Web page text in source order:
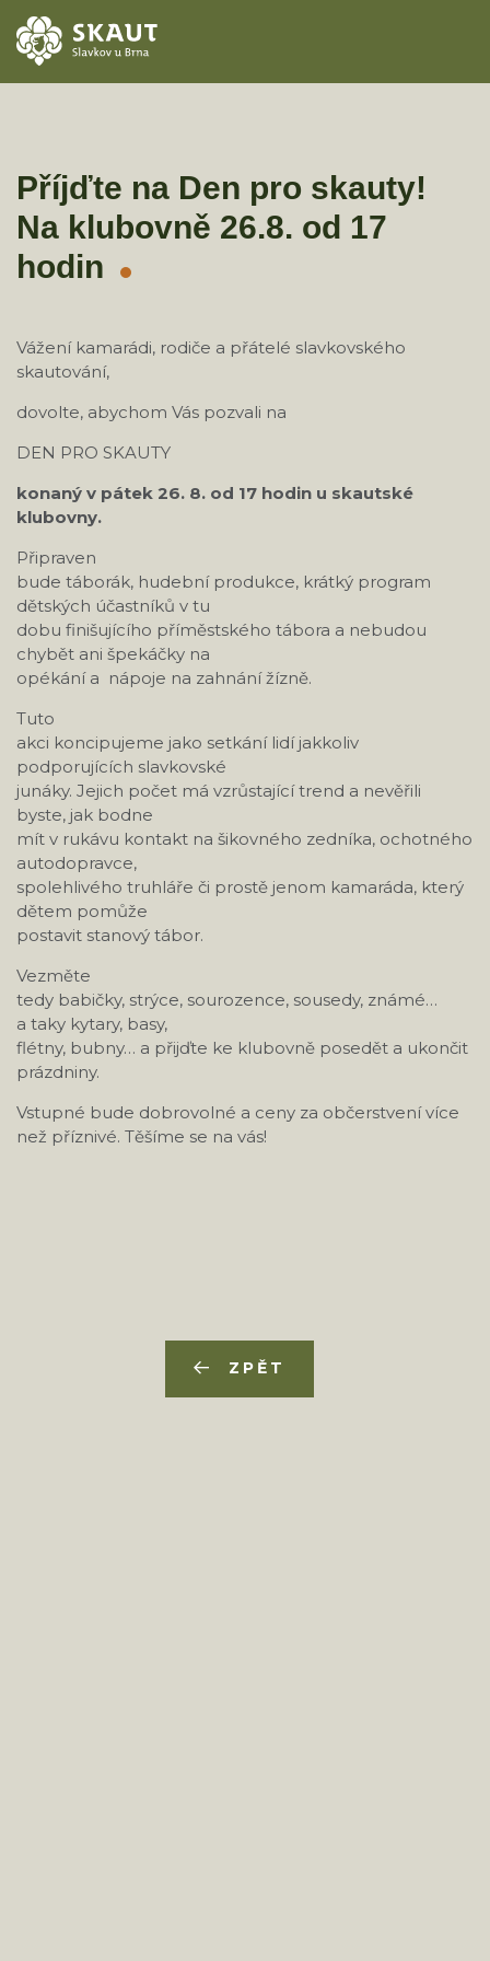
ODDÍLY
O STŘEDISKU
KONTAKTY
Příjďte na Den pro skauty!
Na klubovně 26.8. od 17
hodin
Vážení kamarádi, rodiče a přátelé slavkovského
skautování,
dovolte, abychom Vás pozvali na
DEN PRO SKAUTY
konaný v pátek 26. 8. od 17 hodin u skautské
klubovny.
Připraven
bude táborák, hudební produkce, krátký program
dětských účastníků v tu
dobu finišujícího příměstského tábora a nebudou
chybět ani špekáčky na
opékání a nápoje na zahnání žízně.
Tuto
akci koncipujeme jako setkání lidí jakkoliv
podporujících slavkovské
junáky. Jejich počet má vzrůstající trend a nevěřili
byste, jak bodne
mít v rukávu kontakt na šikovného zedníka, ochotného
autodopravce,
spolehlivého truhláře či prostě jenom kamaráda, který
dětem pomůže
postavit stanový tábor.
Vezměte
tedy babičky, strýce, sourozence, sousedy, známé…
a taky kytary, basy,
flétny, bubny… a přijďte ke klubovně posedět a ukončit
prázdniny.
Vstupné bude dobrovolné a ceny za občerstvení více
než příznivé. Těšíme se na vás!
ZPĚT